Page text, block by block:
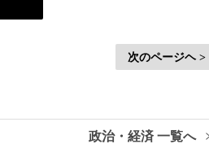
次のページヘ >
政治・経済 一覧へ